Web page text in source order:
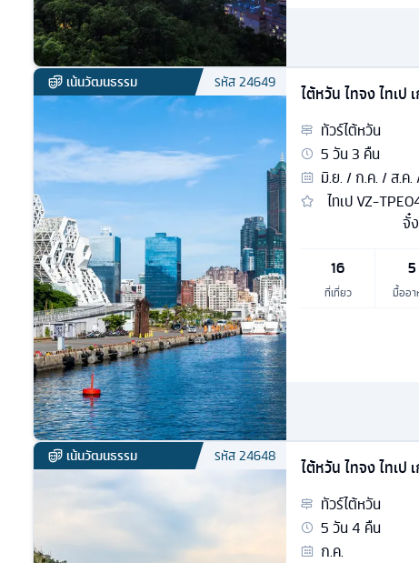
เน้นวัฒนธรรม รหัส24649
ไต้หวัน ไทจง ไทเป
ทัวร์ไต้หวัน
5วัน3 คืน
มิ.ย. / ก.ค. / ส.ค
ไทเป VZ-
จั๋
16
ที่เที่ยว
5
มื้ออา
เน้นวัฒนธรรม รหัส24648
ไต้หวัน ไทจง ไทเป
ทัวร์ไต้หวัน
5วัน4 คืน
ก.ค.